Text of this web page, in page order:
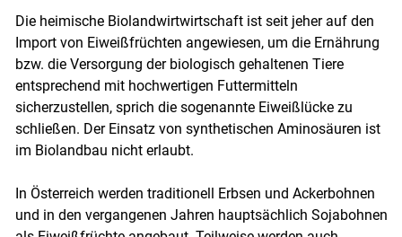
Die heimische Biolandwirtwirtschaft ist seit jeher auf den
Import von Eiweißfrüchten angewiesen, um die Ernährung
bzw. die Versorgung der biologisch gehaltenen Tiere
entsprechend mit hochwertigen Futtermitteln
sicherzustellen, sprich die sogenannte Eiweißlücke zu
schließen. Der Einsatz von synthetischen Aminosäuren ist
im Biolandbau nicht erlaubt.
In Österreich werden traditionell Erbsen und Ackerbohnen
und in den vergangenen Jahren hauptsächlich Sojabohnen